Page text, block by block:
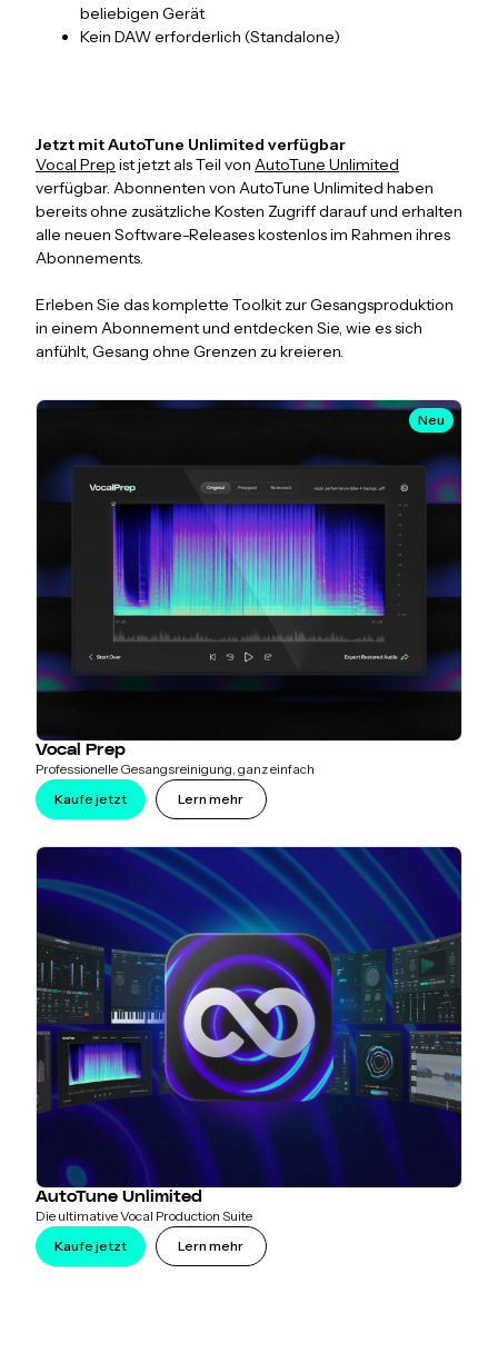
beliebigen Gerät
Kein DAW erforderlich (Standalone)
Jetzt mit AutoTune Unlimited verfügbar
Vocal Prep ist jetzt als Teil von AutoTune Unlimited
verfügbar. Abonnenten von AutoTune Unlimited haben
bereits ohne zusätzliche Kosten Zugriff darauf und erhalten
alle neuen Software-Releases kostenlos im Rahmen ihres
Abonnements.
Erleben Sie das komplette Toolkit zur Gesangsproduktion
in einem Abonnement und entdecken Sie, wie es sich
anfühlt, Gesang ohne Grenzen zu kreieren.
Neu
Vocal Prep
Professionelle Gesangsreinigung, ganz einfach
Kaufe jetzt
Lern mehr
AutoTune Unlimited
Die ultimative Vocal Production Suite
Kaufe jetzt
Lern mehr